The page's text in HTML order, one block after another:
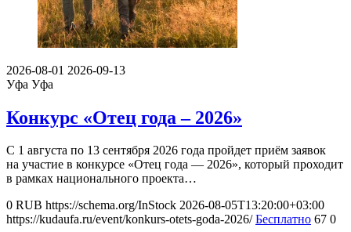
2026-08-01 2026-09-13
Уфа Уфа
Конкурс «Отец года – 2026»
С 1 августа по 13 сентября 2026 года пройдет приём заявок
на участие в конкурсе «Отец года — 2026», который проходит
в рамках национального проекта…
0 RUB https://schema.org/InStock 2026-08-05T13:20:00+03:00
https://kudaufa.ru/event/konkurs-otets-goda-2026/ Бесплатно 67 0